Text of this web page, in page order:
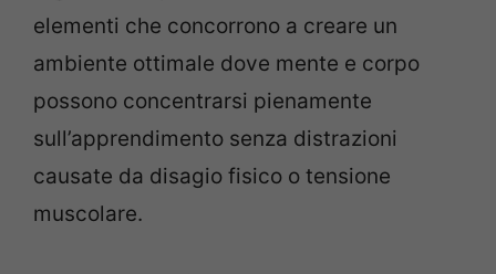
elementi che concorrono a creare un
ambiente ottimale dove mente e corpo
possono concentrarsi pienamente
sull’apprendimento senza distrazioni
causate da disagio fisico o tensione
muscolare.